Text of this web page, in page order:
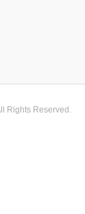
Rights Reserved.